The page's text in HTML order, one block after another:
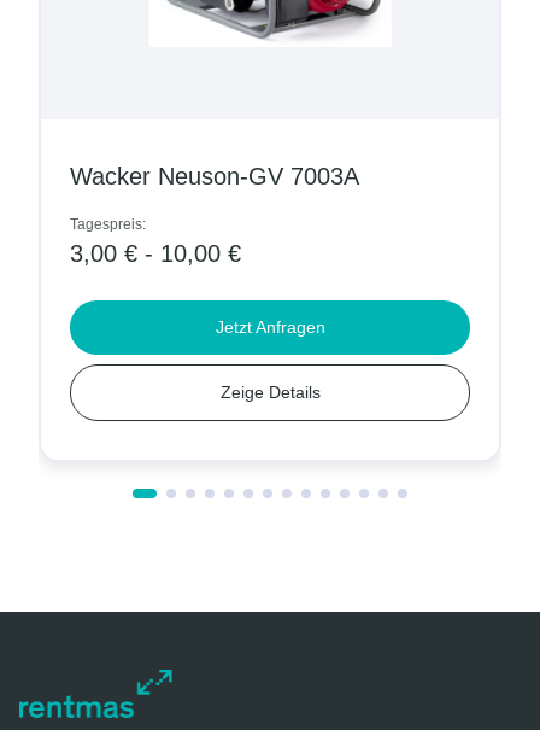
Wacker Neuson-GV 7003A
Tagespreis:
3,00 € - 10,00 €
Zeige Details
Jetzt Anfragen